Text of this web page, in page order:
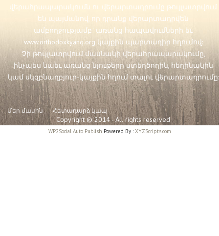
վերահրապարակումն ու վերարտադրումը թույլատրվում
են պայմանով, որ դրանք վերարտադրվեն
ամբողջությամբ` առանց հապավումների եւ
www.orthodoxkyanq.org կայքին պարտադիր հղումով:
Չի թույլատրվում մասնակի վերահրապարակումը,
ինչպես նաեւ առանց նյութերը ստեղծողին, հեղինակին
կամ սկզբնաղբյուր-կայքին հղում տալու վերարտադրումը:
Մեր մասին Հետադարձ կապ
Copyright © 2014 - All rights reserved
WP2Social Auto Publish Powered By :XYZScripts.com